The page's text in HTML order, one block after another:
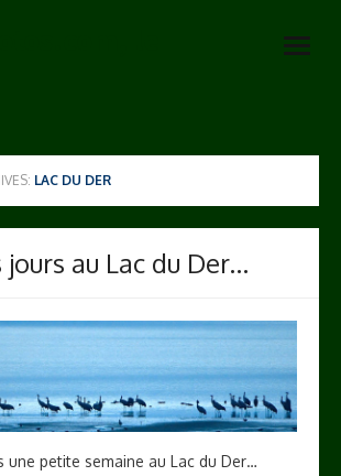
open
LAC DU DER
jours au Lac du Der…
une petite semaine au Lac du Der…